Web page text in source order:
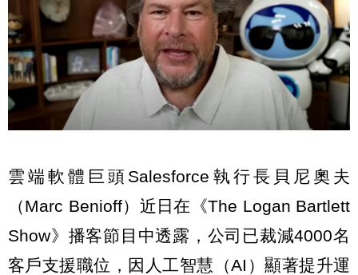
雲端軟體巨頭Salesforce執行長貝尼奧夫
（Marc Benioff）近日在《The Logan Bartlett
Show》播客節目中透露，公司已裁減4000名
客戶支援職位，因人工智慧（AI）顯著提升運